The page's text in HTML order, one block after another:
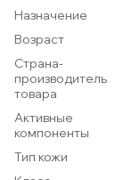
Назначение
Возраст
Страна-
производитель
товара
Активные
компоненты
Тип кожи